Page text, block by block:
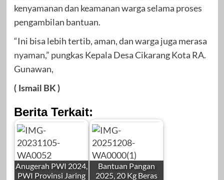
kenyamanan dan keamanan warga selama proses
pengambilan bantuan.
“Ini bisa lebih tertib, aman, dan warga juga merasa
nyaman,” pungkas Kepala Desa Cikarang Kota RA.
Gunawan,
( Ismail BK )
Berita Terkait:
Anugerah PWI 2024,
PWI Provinsi Jaring
Bantuan Pangan
2025, 20 Kg Beras